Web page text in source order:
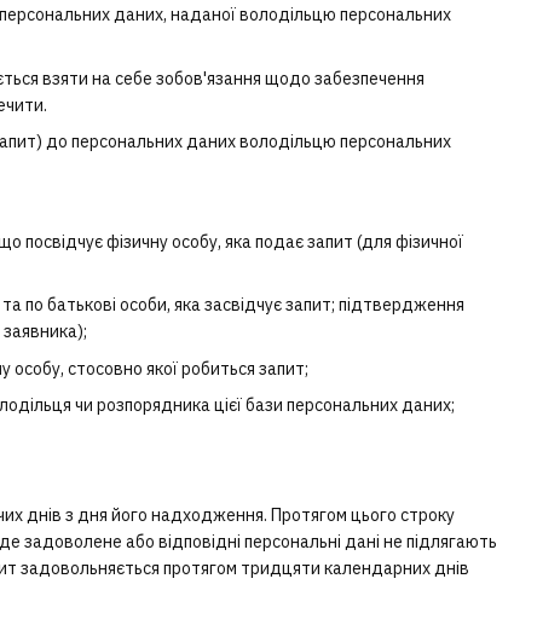
даних, наданої володільцю персональних
взяти на себе зобов'язання щодо забезпечення
до персональних даних володільцю персональних
посвідчує фізичну особу, яка подає запит (для фізичної
по батькові особи, яка засвідчує запит; підтвердження
особу, стосовно якої робиться запит;
чи розпорядника цієї бази персональних даних;
днів з дня його надходження. Протягом цього строку
або відповідні персональні дані не підлягають
задовольняється протягом тридцяти календарних днів